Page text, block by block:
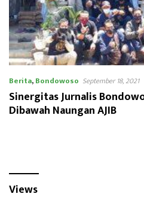
Berita,Bondowoso September 18, 2021
Sinergitas Jurnalis
Dibawah Naungan AJIB
Views